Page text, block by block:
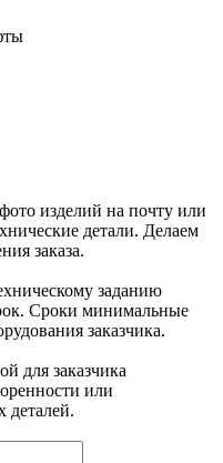
изделий на почту или
детали. Делаем
заказа.
заданию
Сроки минимальные
заказчика.
для заказчика
или
деталей.